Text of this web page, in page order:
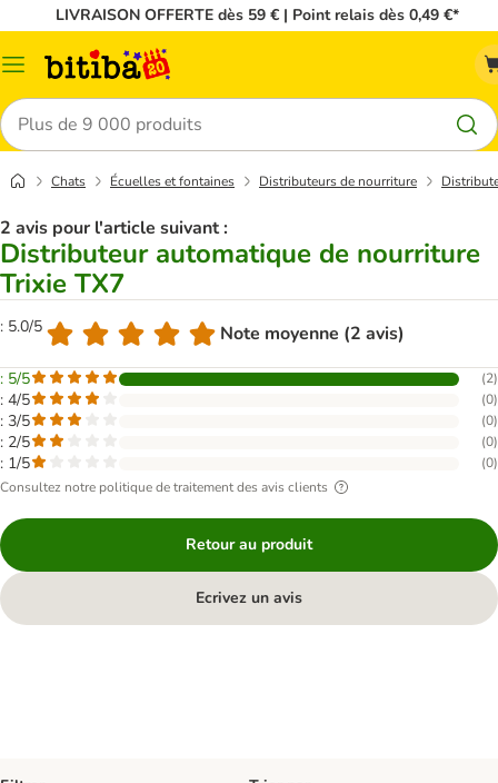
LIVRAISON OFFERTE dès 59 € | Point relais dès 0,49 €*
Menu
Rechercher
Chats Écuelles et fontaines Distributeurs de nourriture
2 avis pour l'article suivant :
Distributeur automatique de nourriture
Trixie TX7
: 5.0/5 Note moyenne (2 avis)
: 5/5 (2)
: 4/5 (0)
: 3/5 (0)
: 2/5 (0)
: 1/5 (0)
Consultez notre politique de traitement des avis clients
Retour au produit
Ecrivez un avis